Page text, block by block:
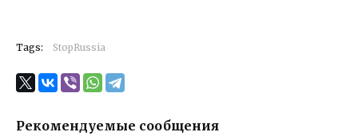
Tags: StopRussia
Рекомендуемые сообщения